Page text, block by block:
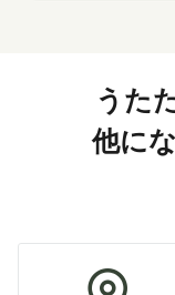
うた
他に